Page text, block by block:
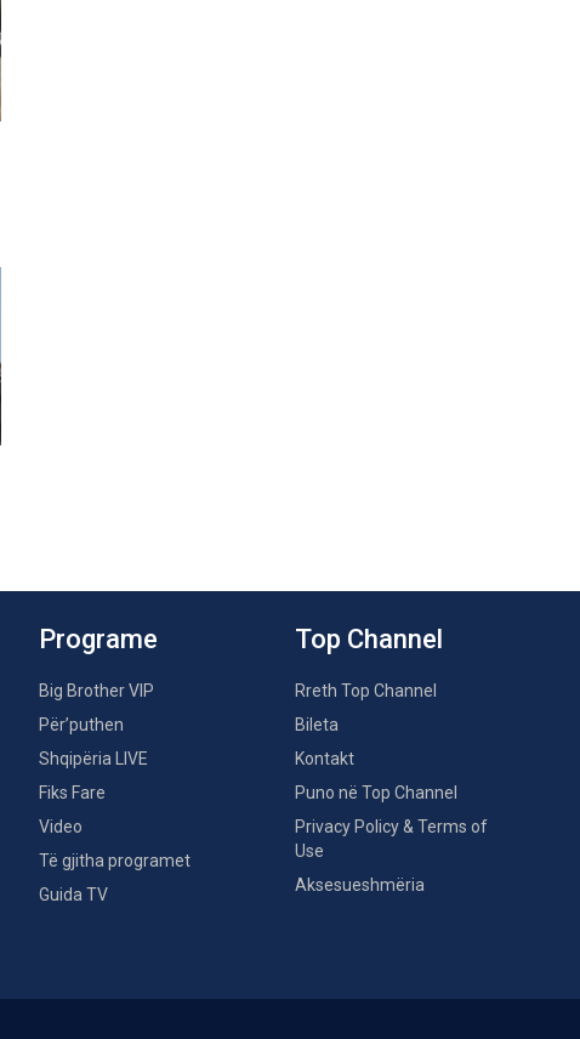
Programe
Big Brother VIP
Për’puthen
Shqipëria LIVE
Fiks Fare
Video
Të gjitha programet
Guida TV
Top Channel
Rreth Top Channel
Bileta
Kontakt
Puno në Top Channel
Privacy Policy & Terms of
Use
Aksesueshmëria